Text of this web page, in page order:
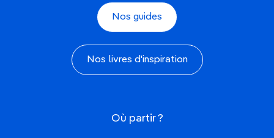
Nos guides
Nos livres d'inspiration
Où partir ?